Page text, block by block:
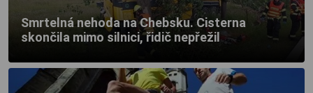
Smrtelná nehoda na Chebsku. Cisterna
skončila mimo silnici, řidič nepřežil